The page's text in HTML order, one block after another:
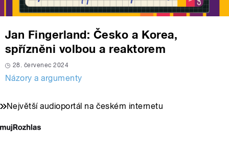
Jan Fingerland: Česko a Korea,
spřízněni volbou a reaktorem
28. červenec 2024
Názory a argumenty
Největší audioportál na českém internetu